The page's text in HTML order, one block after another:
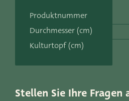
Leemolen 70
2678 MH De
Produktnummer
Durchmesser (cm)
Kulturtopf (cm)
Stellen Sie Ihre